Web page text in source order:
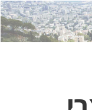
לחץ
כאן
לחץ
כדי